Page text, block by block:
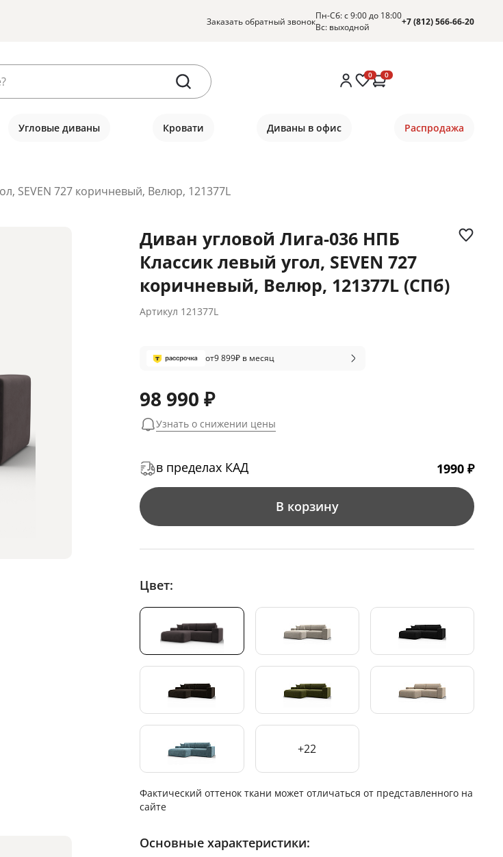
Заказать обратный звонокПн-Сб: с 9:00 до 18:00
Вс: выходной
+7 (812) 566-66-20
0 0
Угловые диваны Кровати Диваны в офис Распродажа
SEVEN 727 коричневый, Велюр, 121377L
Диван угловой Лига-036 НПБ
Классик левый угол, SEVEN 727
коричневый, Велюр, 121377L (СПб)
Артикул 121377L
от9 899₽ в месяц
98 990 ₽
Узнать о снижении цены
в пределах КАД 1990 ₽
В корзину
Цвет:
+22
Фактический оттенок ткани может отличаться от представленного на
сайте
Основные характеристики: